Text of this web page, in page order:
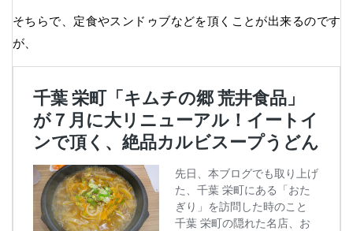
そちらで、定食やスンドゥブなどを頂くことが出来るのです
が、